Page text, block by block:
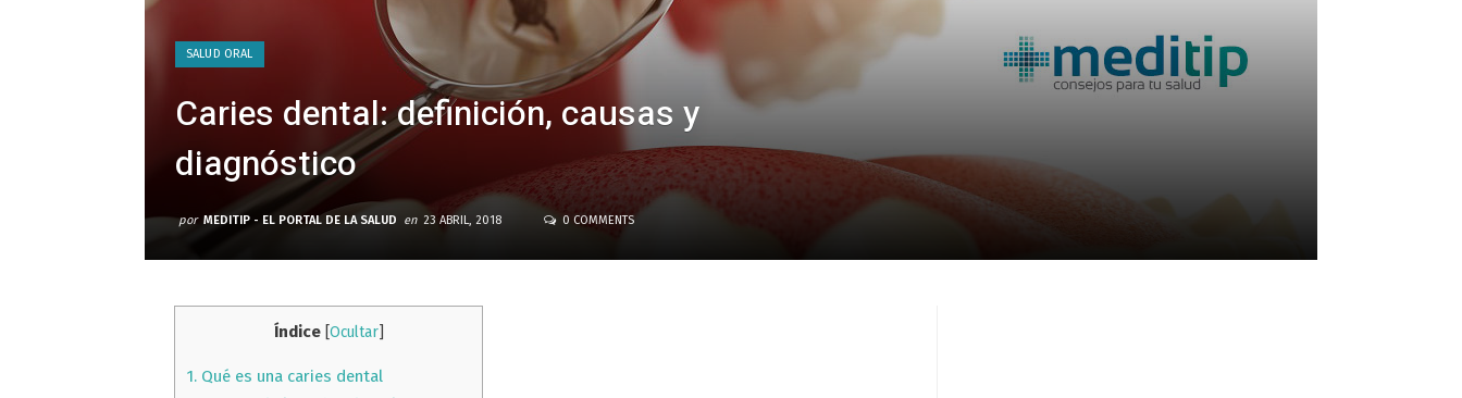
SALUD ORAL
Caries dental: definición, causas y
diagnóstico
por MEDITIP - EL PORTAL DE LA SALUD en 23 ABRIL, 2018 0 COMMENTS
Índice Ocultar]
1. Qué es una caries dental